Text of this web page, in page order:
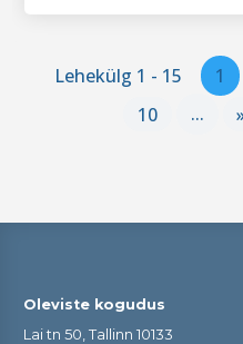
Lehekülg 1 - 15 1
10
...
Oleviste kogudus
Lai tn 50, Tallinn 10133